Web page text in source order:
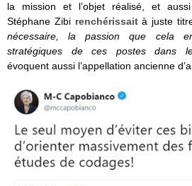
la mission et l’objet réalisé, et
Stéphane Zibi renchérissaità juste
nécessaire, la passion que cela
stratégiques de ces postes dans
évoquent aussi l’appellation ancienne